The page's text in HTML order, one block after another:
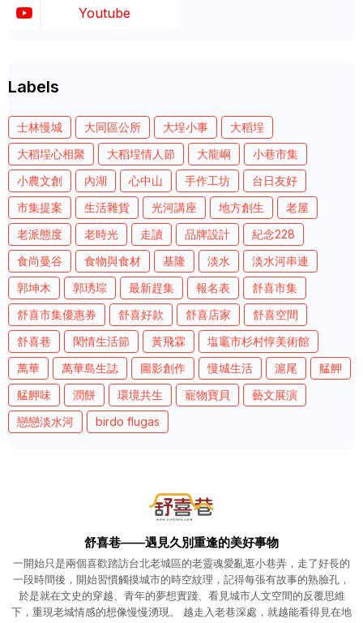
Youtube
Labels
士林慢城 大同區公所 大埕小事
大稻埕
大稻埕心相聚
大稻埕情人節 大龍峒
小巷市集
小農文創
內湖 心中山 手作工坊
台日友好
市集提案
生活雜貨 光河講座 地方創生
老屋
老派態度
老時光 走讀 品牌設計
紀念228
食尚曼谷
食物與食材 基隆 淡水
淡水河串連
郭坤木
郭琇琮 最新趕集 報名表
舒喜市集
舒喜市集優惠券
舒喜好款 舒喜店家
舒喜空間
舒喜巷
閑情生活節 黃飛霖
塩竈市杉村惇美術館
萬華
萬華島生誌 圖影創作 慢城生活 滬尾
艋舺
艋舺味
潤餅 環境共生 寵物寶貝
藝文展演
戀戀淡水河
birdo flugas
舒喜巷——遇見久別重逢的美好事物
一開始只是兩個喜歡踏訪台北老城區的老靈魂愛亂逛小巷弄，走了好長的
一段時間後，開始習慣觸摸城市的時空紋理，記得每張有故事的熟臉孔，
於是就在文史的穿越、青年的夢想實踐、看見城市人文空間的反覆思維
下，重現老城情感的想像慢慢湧現。 越走入老巷深處，就越能看得見在地